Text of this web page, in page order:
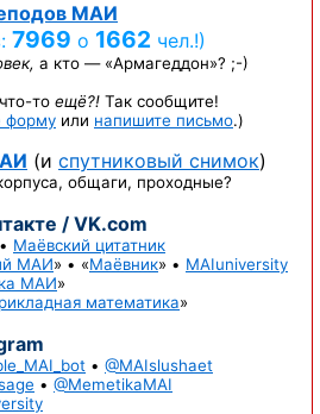
МАИ
7969 о 1662 чел.!)
а кто — «Армагеддон»? ;-)
что-то ещё?! Так сообщите!
форму или напишите письмо.)
(и спутниковый снимок)
общаги, проходные?
/ VK.com
• Маёвский цитатник
МАИ» • «Маёвник» • MAIuniversity
МАИ»
математика»
• @MAIslushaet
• @MemetikaMAI